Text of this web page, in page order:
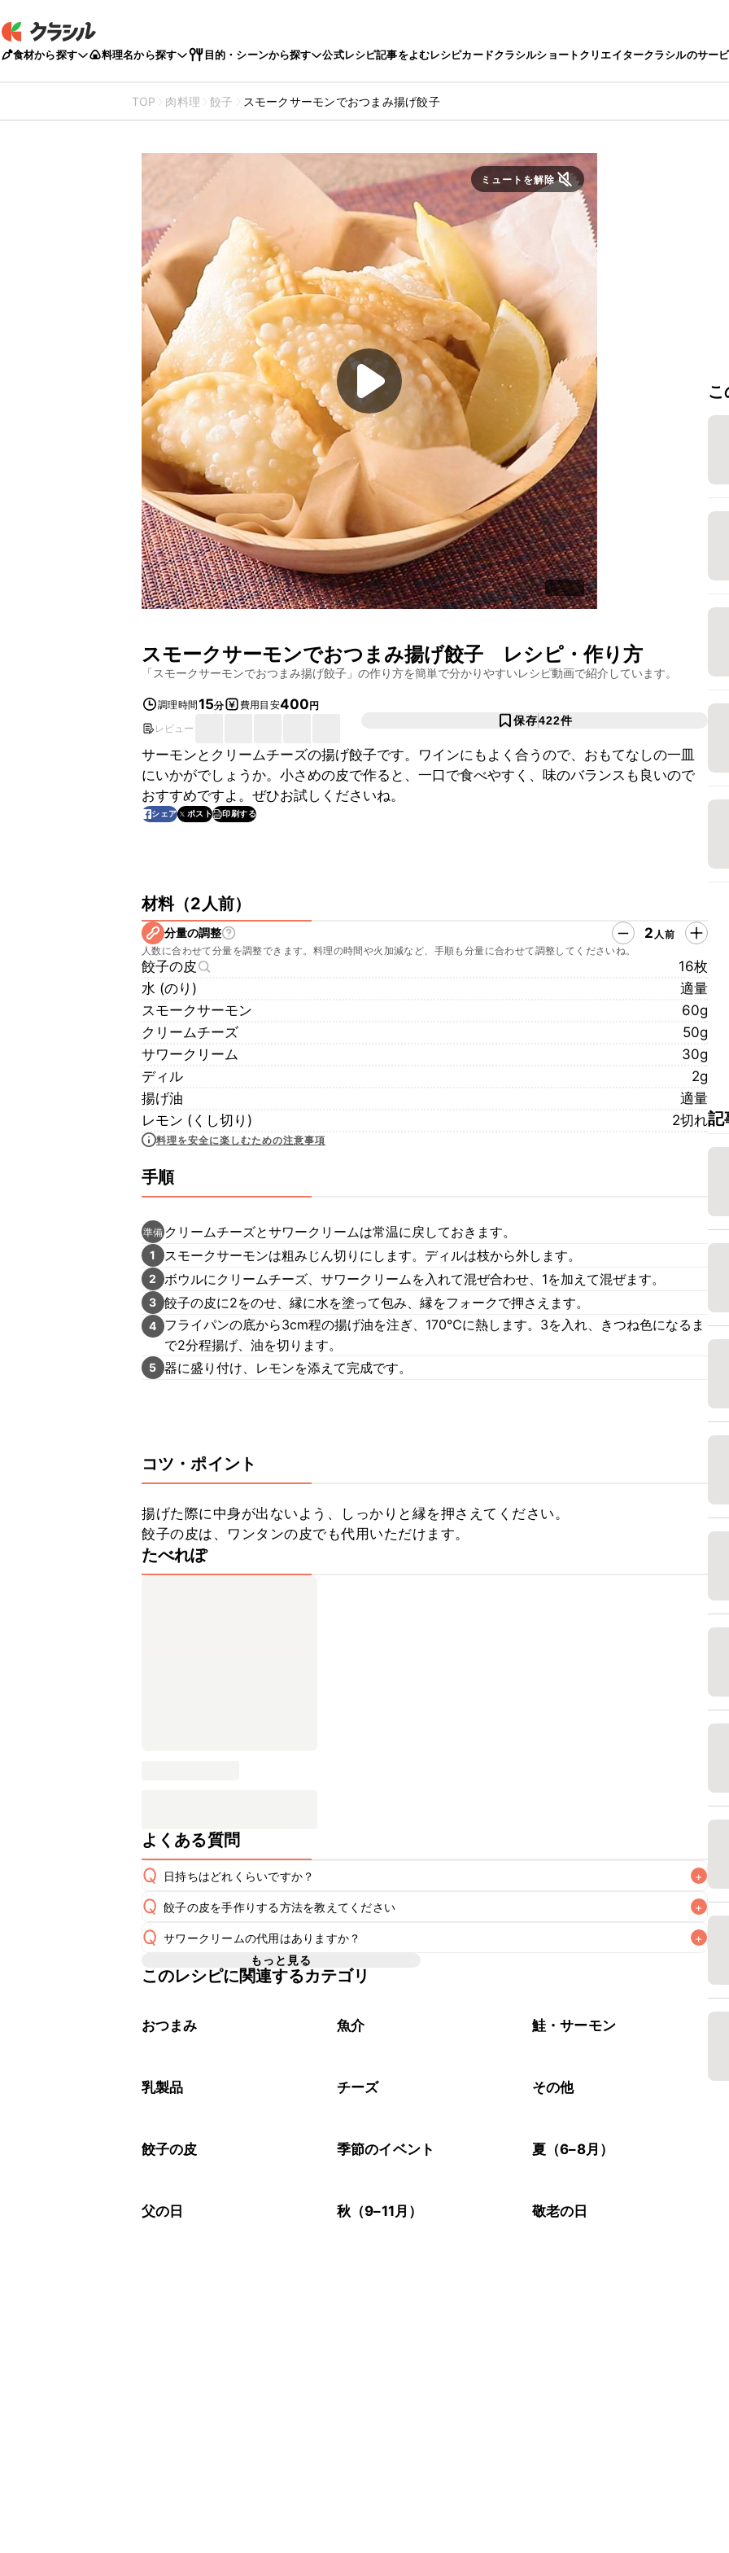
食材から探す 料理名から探す 目的・シーンから探す 公式レシピ記事をよむレシピカードクラシルショートクリエイタークラシルのサー
TOP 肉料理 餃子 スモークサーモンでおつまみ揚げ餃子
ミュートを解除
スモークサーモンでおつまみ揚げ餃子 レシピ・作り方
「スモークサーモンでおつまみ揚げ餃子 」の作り方を簡単で分かりやすいレシピ動画で紹介しています。
調理時間15分 費用目安400円
レビュー
保存422件
サーモンとクリームチーズの揚げ餃子です。ワインにもよく合うので、おもてなしの一皿
にいかがでしょうか。小さめの皮で作ると、一口で食べやすく、味のバランスも良いので
おすすめですよ。ぜひお試しくださいね。
シェア ポスト 印刷する
材料（2人前）
分量の調整 2 人前
人数に合わせて分量を調整できます。料理の時間や火加減など、手順も分量に合わせて調整してくださいね。
餃子の皮
16枚
水 (のり)
適量
スモークサーモン
60g
クリームチーズ
50g
サワークリーム
30g
ディル
2g
揚げ油
適量
レモン (くし切り)
2切れ
料理を安全に楽しむための注意事項
手順
準備 クリームチーズとサワークリームは常温に戻しておきます。
1 スモークサーモンは粗みじん切りにします。ディルは枝から外します。
2 ボウルにクリームチーズ、サワークリームを入れて混ぜ合わせ、1を加えて混ぜます。
3 餃子の皮に2をのせ、縁に水を塗って包み、縁をフォークで押さえます。
4
フライパンの底から3cm程の揚げ油を注ぎ、170℃に熱します。3を入れ、きつね色になるま
で2分程揚げ、油を切ります。
5 器に盛り付け、レモンを添えて完成です。
コツ・ポイント
揚げた際に中身が出ないよう、しっかりと縁を押さえてください。
餃子の皮は、ワンタンの皮でも代用いただけます。
たべれぽ
よくある質問
Q 日持ちはどれくらいですか？ +
A
保存期間は冷蔵で翌日中が目安です。なるべくお早めにお召し上がりください。
※日持ちは目安です。こちら
Q 餃子の皮を手作りする方法を教えてください +
A
Q サワークリームの代用はありますか？ +
A
もっと見る
このレシピに関連するカテゴリ
おつまみ 魚介 鮭・サーモン
乳製品 チーズ その他
餃子の皮 季節のイベント 夏（6–8月）
父の日 秋（9–11月） 敬老の日
記